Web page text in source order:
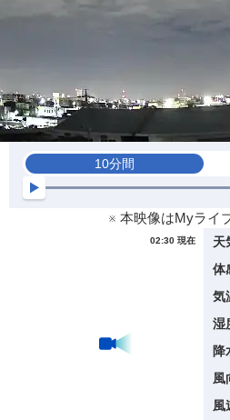
10分間
※ 本映像はMyライ
02:30 現在 天
体
気
湿
降
風
風